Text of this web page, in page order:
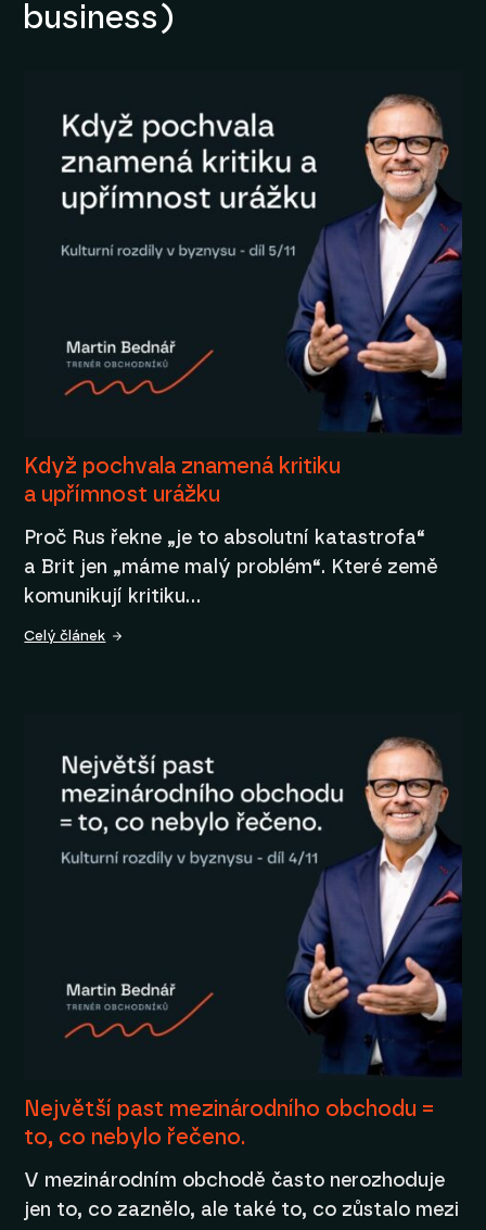
business)
Když pochvala znamená kritiku
a upřímnost urážku
Proč Rus řekne „je to absolutní katastrofa“
a Brit jen „máme malý problém“. Které země
komunikují kritiku…
Celý článek
Největší past mezinárodního obchodu =
to, co nebylo řečeno.
V mezinárodním obchodě často nerozhoduje
jen to, co zaznělo, ale také to, co zůstalo mezi